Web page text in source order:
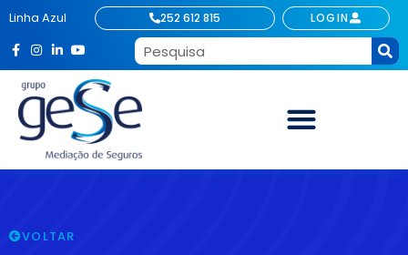
Linha Azul 252 612 815 LOGIN
VOLTAR